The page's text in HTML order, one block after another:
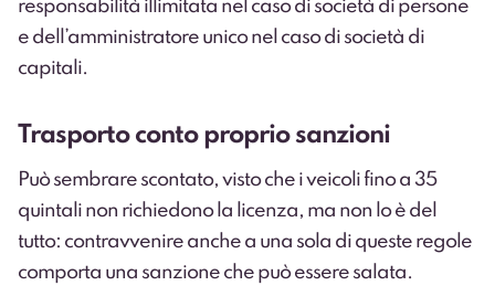
responsabilità illimitata nel caso di società di persone
e dell’amministratore unico nel caso di società di
capitali.
Trasporto conto proprio sanzioni
Può sembrare scontato, visto che i veicoli fino a 35
quintali non richiedono la licenza, ma non lo è del
tutto: contravvenire anche a una sola di queste regole
comporta una sanzione che può essere salata.